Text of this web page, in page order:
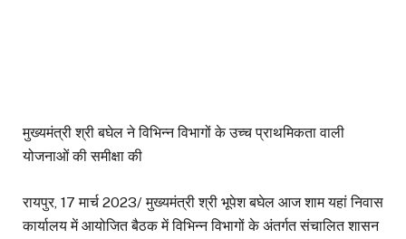
मुख्यमंत्री श्री बघेल ने विभिन्न विभागों के उच्च प्राथमिकता वाली
योजनाओं की समीक्षा की
रायपुर, 17 मार्च 2023/ मुख्यमंत्री श्री भूपेश बघेल आज शाम यहां निवास
कार्यालय में आयोजित बैठक में विभिन्न विभागों के अंतर्गत संचालित शासन